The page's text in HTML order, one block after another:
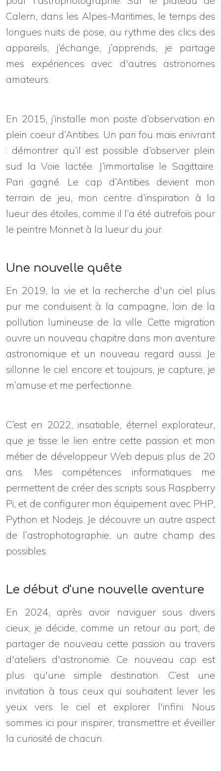
Calern, dans les Alpes-Maritimes, le temps des
longues nuits de pose, au rythme des clics des
appareils, j’échange, j’apprends, je partage
mes expériences avec d'autres astronomes
amateurs.
En 2015, j’installe mon poste d’observation en
plein coeur d’Antibes. Un pari fou mais enivrant
: démontrer qu’il est possible d’observer plein
sud la Voie lactée. J’immortalise le Sagittaire.
Pari gagné. Le cap d’Antibes devient mon
terrain de jeu, mon centre d’inspiration à la
lueur des étoiles, comme il l’a été autrefois pour
le peintre Monnet à la lueur du jour.
Une nouvelle quête
En 2019, la vie et la recherche d'un ciel plus
pur me conduisent à la campagne, loin de la
pollution lumineuse de la ville. Cette migration
ouvre un nouveau chapitre dans mon aventure
astronomique et un nouveau regard aussi. Je
sillonne le ciel encore et toujours, je capture, je
m’amuse et me perfectionne.
C’est en 2022, insatiable, éternel explorateur,
que je tisse le lien entre cette passion et mon
métier de développeur Web depuis plus de 20
ans. Mes compétences informatiques me
permettent de créer des scripts sous Raspberry
Pi, et de configurer mon équipement avec PHP,
Python et Nodejs. Je découvre un autre aspect
de l’astrophotographie, un autre champ des
possibles.
Le début d'une nouvelle aventure
En 2024, après avoir naviguer sous divers
cieux, je décide, comme un retour au port, de
partager de nouveau cette passion au travers
d'ateliers d'astronomie. Ce nouveau cap est
plus qu'une simple destination. C’est une
invitation à tous ceux qui souhaitent lever les
yeux vers le ciel et explorer l'infini. Nous
sommes ici pour inspirer, transmettre et éveiller
la curiosité de chacun.